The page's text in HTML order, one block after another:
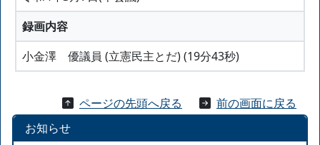
録画内容
小金澤 優議員 (立憲民主とだ) (19分43秒)
ページの先頭へ戻る
前の画面に戻る
お知らせ